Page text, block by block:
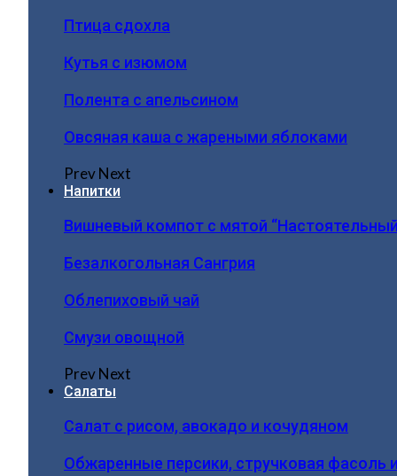
Птица сдохла
Кутья с изюмом
Полента с апельсином
Овсяная каша с жареными яблоками
PrevNext
Напитки
Вишневый компот с мятой
Безалкогольная Сангрия
Облепиховый чай
Смузи овощной
PrevNext
Салаты
Салат с рисом, авокадо и кочудяном
Обжаренные персики, стручковая фасоль